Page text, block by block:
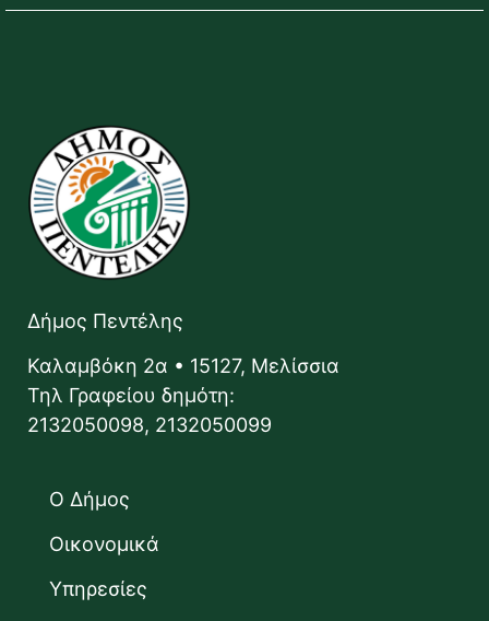
Δήμος Πεντέλης
Καλαμβόκη 2α • 15127, Μελίσσια
Τηλ Γραφείου δημότη:
2132050098, 2132050099
Ο Δήμος
Οικονομικά
Υπηρεσίες